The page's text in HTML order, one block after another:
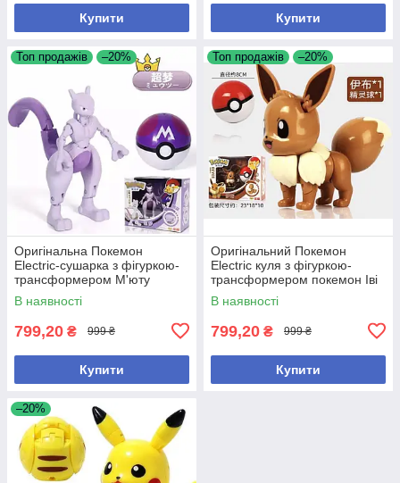
Купити Купити
Топ продажів –20%
Оригінальна Покемон
Electric-сушарка з фігуркою-
трансформером М'юту
В наявності
799,20 ₴ 999 ₴
Купити
Топ продажів –20%
Оригінальний Покемон
Electric куля з фігуркою-
трансформером покемон Іві
пошкоджена коробка
В наявності
799,20 ₴ 999 ₴
Купити
–20%